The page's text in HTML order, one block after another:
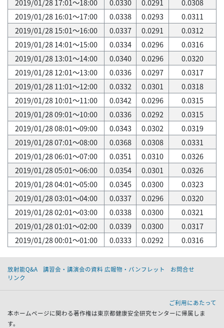
2019/01/28 17:01～18:00
0.0330 0.0291
0.0308
2019/01/28 16:01～17:00
0.0338 0.0293
0.0311
2019/01/28 15:01～16:00
0.0337 0.0291
0.0312
2019/01/28 14:01～15:00
0.0334 0.0296
0.0316
2019/01/28 13:01～14:00
0.0340 0.0296
0.0320
2019/01/28 12:01～13:00
0.0336 0.0297
0.0317
2019/01/28 11:01～12:00
0.0332 0.0301
0.0318
2019/01/28 10:01～11:00
0.0342 0.0296
0.0315
2019/01/28 09:01～10:00
0.0336 0.0292
0.0315
2019/01/28 08:01～09:00
0.0343 0.0302
0.0319
2019/01/28 07:01～08:00
0.0368 0.0308
0.0331
2019/01/28 06:01～07:00
0.0351 0.0310
0.0326
2019/01/28 05:01～06:00
0.0354 0.0301
0.0326
2019/01/28 04:01～05:00
0.0345 0.0300
0.0323
2019/01/28 03:01～04:00
0.0337 0.0296
0.0320
2019/01/28 02:01～03:00
0.0338 0.0300
0.0321
2019/01/28 01:01～02:00
0.0339 0.0300
0.0317
2019/01/28 00:01～01:00
0.0333 0.0292 0.0316
放射能Q&A 講習会・講演会の資料 広報物・パンフレット
お問合せ
リンク
ご利用にあたって
本ホームページに関わる著作権は東京都健康安全研究センターに帰属しま
す。